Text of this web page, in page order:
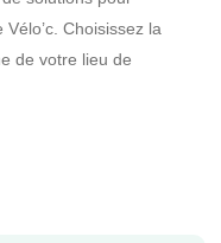
Choisissez la
de votre lieu de